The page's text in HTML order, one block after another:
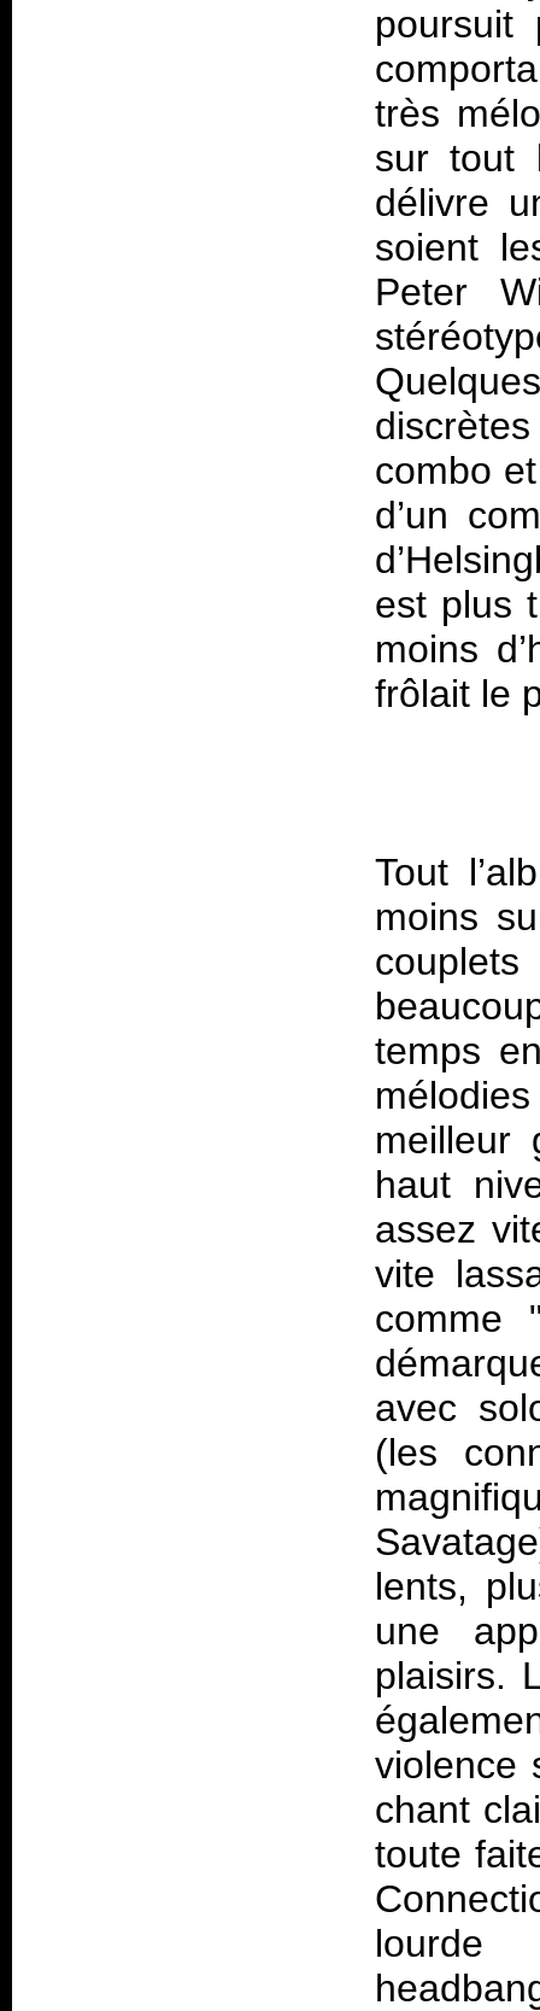
poursuit
très
sur tout
délivre
soient
Peter
combo
d’un
est plus
moins
Tout
moins
temps
meilleur
haut
assez
vite
comme
avec
(les
lents,
une
plaisirs.
violence
chant
toute
lourde